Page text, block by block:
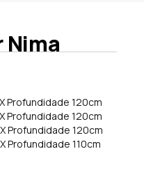
Nima
Profundidade 120cm
Profundidade 120cm
Profundidade 120cm
Profundidade 110cm